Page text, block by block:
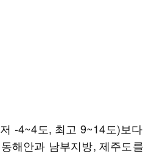
-4~4도, 최고 9~14도)보다
해안과 남부지방, 제주도를